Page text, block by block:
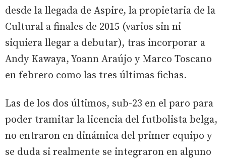
desde la llegada de Aspire, la propietaria de la
Cultural a finales de 2015 (varios sin ni
siquiera llegar a debutar), tras incorporar a
Andy Kawaya, Yoann Araújo y Marco Toscano
en febrero como las tres últimas fichas.
Las de los dos últimos, sub-23 en el paro para
poder tramitar la licencia del futbolista belga,
no entraron en dinámica del primer equipo y
se duda si realmente se integraron en alguno